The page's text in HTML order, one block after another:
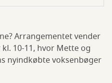
Arrangementet vender
10-11, hvor Mette og
nyindkøbte voksenbøger